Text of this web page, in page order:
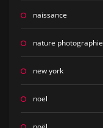
naissance
nature photographie
new york
noel